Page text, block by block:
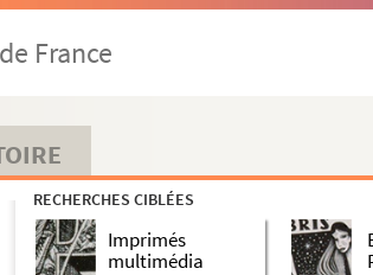
France
RECHERCHES CIBLÉES
Imprimés
multimédia